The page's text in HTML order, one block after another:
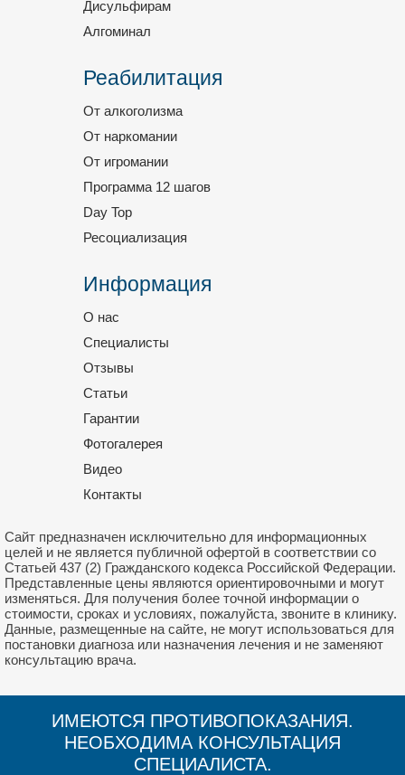
Дисульфирам
Алгоминал
Реабилитация
От алкоголизма
От наркомании
От игромании
Программа 12 шагов
Day Top
Ресоциализация
Информация
О нас
Специалисты
Отзывы
Статьи
Гарантии
Фотогалерея
Видео
Контакты
Сайт предназначен исключительно для информационных
целей и не является публичной офертой в соответствии со
Статьей 437 (2) Гражданского кодекса Российской Федерации.
Представленные цены являются ориентировочными и могут
изменяться. Для получения более точной информации о
стоимости, сроках и условиях, пожалуйста, звоните в клинику.
Данные, размещенные на сайте, не могут использоваться для
постановки диагноза или назначения лечения и не заменяют
консультацию врача.
ИМЕЮТСЯ ПРОТИВОПОКАЗАНИЯ.
НЕОБХОДИМА КОНСУЛЬТАЦИЯ
СПЕЦИАЛИСТА.